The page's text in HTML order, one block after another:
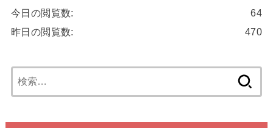
64
今日の閲覧数:
470
昨日の閲覧数:
索: